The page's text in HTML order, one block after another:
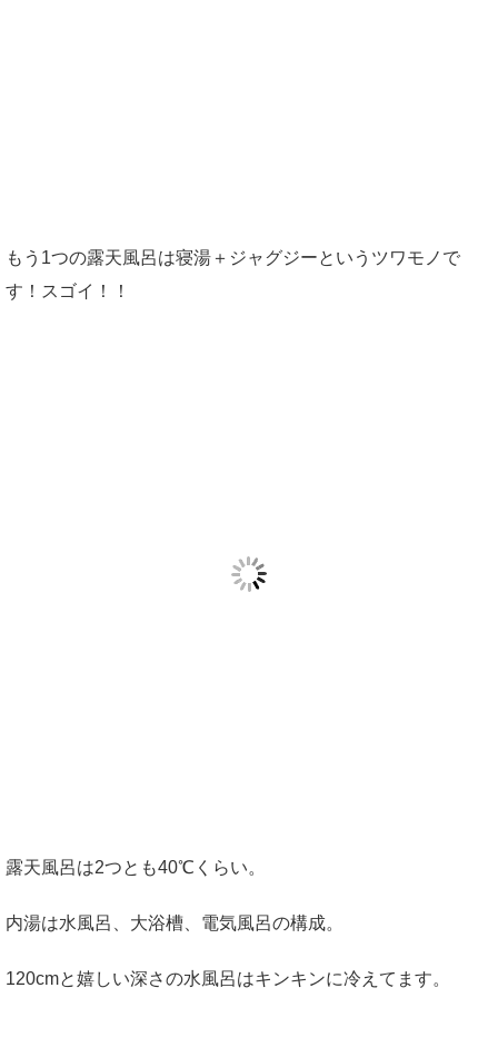
もう1つの露天風呂は寝湯＋ジャグジーというツワモノで
す！スゴイ！！
露天風呂は2つとも40℃くらい。
内湯は水風呂、大浴槽、電気風呂の構成。
120cmと嬉しい深さの水風呂はキンキンに冷えてます。